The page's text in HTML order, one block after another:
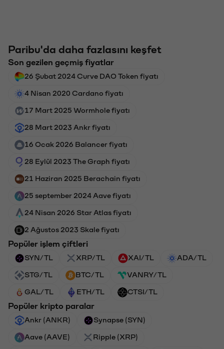
Paribu'da daha fazlasını keşfet
Son gezilen geçmiş fiyatlar
26 Şubat 2024 Curve DAO Token fiyatı
4 Nisan 2020 Cardano fiyatı
17 Mart 2025 Wormhole fiyatı
28 Mart 2023 Ankr fiyatı
16 Ocak 2026 Balancer fiyatı
28 Eylül 2023 The Graph fiyatı
21 Haziran 2025 Berachain fiyatı
25 september 2024 Aave fiyatı
24 Nisan 2026 Star Atlas fiyatı
2 Ağustos 2023 Skale fiyatı
Popüler işlem çiftleri
SYN/TL XRP/TL XAI/TL ADA/TL
STG/TL BTC/TL VANRY/TL
GAL/TL ETH/TL CTSI/TL
Popüler kripto paralar
Ankr (ANKR) Synapse (SYN)
Aave (AAVE) Ripple (XRP)